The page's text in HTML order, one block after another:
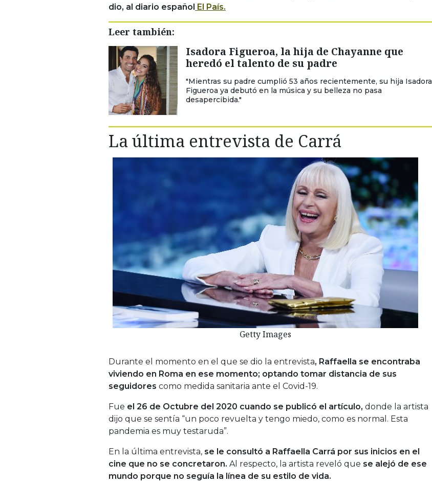
dio, al diario español El País.
Leer también:
Isadora Figueroa, la hija de Chayanne que
heredó el talento de su padre
"Mientras su padre cumplió 53 años recientemente, su hija Isadora
Figueroa ya debutó en la música y su belleza no pasa
desapercibida."
La última entrevista de Carrá
Getty Images
Durante el momento en el que se dio la entrevista, Raffaella se encontraba
viviendo en Roma en ese momento; optando tomar distancia de sus
seguidores como medida sanitaria ante el Covid-19.
Fue el 26 de Octubre del 2020 cuando se publicó el artículo, donde la artista
dijo que se sentía “un poco revuelta y tengo miedo, como es normal. Esta
pandemia es muy testaruda”.
En la última entrevista, se le consultó a Raffaella Carrá por sus inicios en el
cine que no se concretaron. Al respecto, la artista reveló que se alejó de ese
mundo porque no seguía la línea de su estilo de vida.